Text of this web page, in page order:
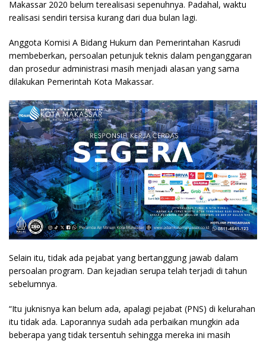
Makassar 2020 belum terealisasi sepenuhnya. Padahal, waktu
realisasi sendiri tersisa kurang dari dua bulan lagi.
Anggota Komisi A Bidang Hukum dan Pemerintahan Kasrudi
membeberkan, persoalan petunjuk teknis dalam penganggaran
dan prosedur administrasi masih menjadi alasan yang sama
dilakukan Pemerintah Kota Makassar.
Selain itu, tidak ada pejabat yang bertanggung jawab dalam
persoalan program. Dan kejadian serupa telah terjadi di tahun
sebelumnya.
“Itu juknisnya kan belum ada, apalagi pejabat (PNS) di kelurahan
itu tidak ada. Laporannya sudah ada perbaikan mungkin ada
beberapa yang tidak tersentuh sehingga mereka ini masih